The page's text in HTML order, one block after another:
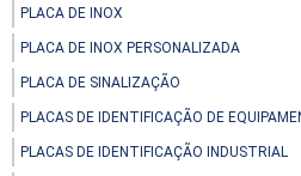
PLACA DE INOX
PLACA DE INOX PERSONALIZADA
PLACA DE SINALIZAÇÃO
PLACAS DE IDENTIFICAÇÃO DE
PLACAS DE IDENTIFICAÇÃO INDUSTRIAL